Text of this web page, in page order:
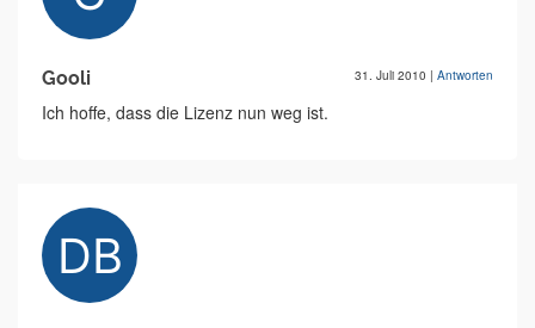
Gooli 31. Juli 2010 | Antworten
Ich hoffe, dass die Lizenz nun weg ist.